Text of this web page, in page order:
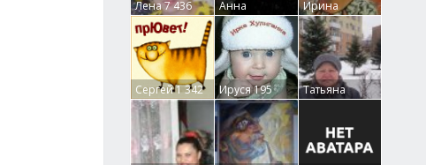
Лена7 436
Анна
Гумлевая0
Ирина
Бруцкая41
Сергей1 342 Ируся195
Татьяна
Крючкова0